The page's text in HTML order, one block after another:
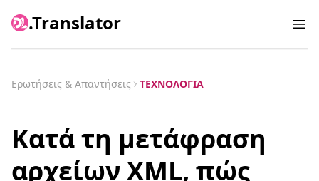
.Translator
Ερωτήσεις & Απαντήσεις ΤΕΧΝΟΛΟΓΊΑ
Κατά τη μετάφραση
αρχείων XML, πώς